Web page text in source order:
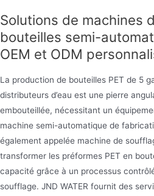
des bouteilles de produits
des bouteilles de
une gamme de capacité
Solutions de machines
bouteilles semi-
OEM et ODM
La production de bouteilles PET de 5
distributeurs d’eau est une pierre
embouteillée, nécessitant un
machine semi-automatique de
également appelée machine de
transformer les préformes PET en
capacité grâce à un processus
soufflage. JND WATER fournit des